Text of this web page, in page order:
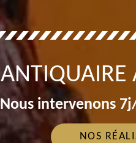
ANTIQUAIRE
Nous intervenons
NOS